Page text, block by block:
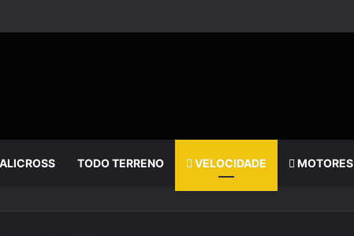
TODO TERRENO VELOCIDADE MOTORES